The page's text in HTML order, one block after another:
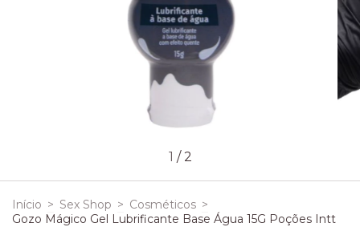
1 / 2
Início > Sex Shop > Cosméticos >
Gozo Mágico Gel Lubrificante Base Água 15G Poções Intt